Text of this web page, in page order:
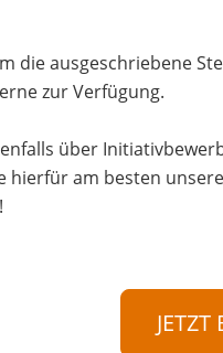
die ausgeschriebene
zur Verfügung.
über
hierfür am besten
JETZT